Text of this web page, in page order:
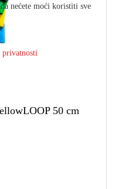
50 cm
nećete moći koristiti sve
privatnosti